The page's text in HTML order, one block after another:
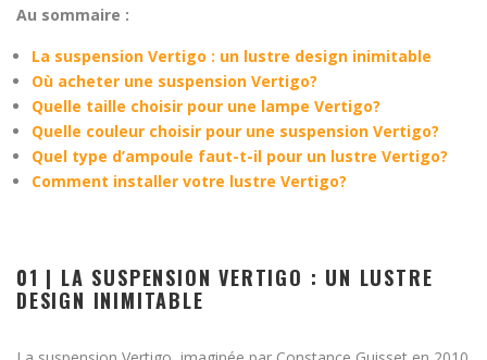
Au sommaire :
La suspension Vertigo : un lustre design inimitable
Où acheter une suspension Vertigo?
Quelle taille choisir pour une lampe Vertigo?
Quelle couleur choisir pour une suspension Vertigo?
Quel type d’ampoule faut-t-il pour un lustre Vertigo?
Comment installer votre lustre Vertigo?
01 | LA SUSPENSION VERTIGO : UN LUSTRE
DESIGN INIMITABLE